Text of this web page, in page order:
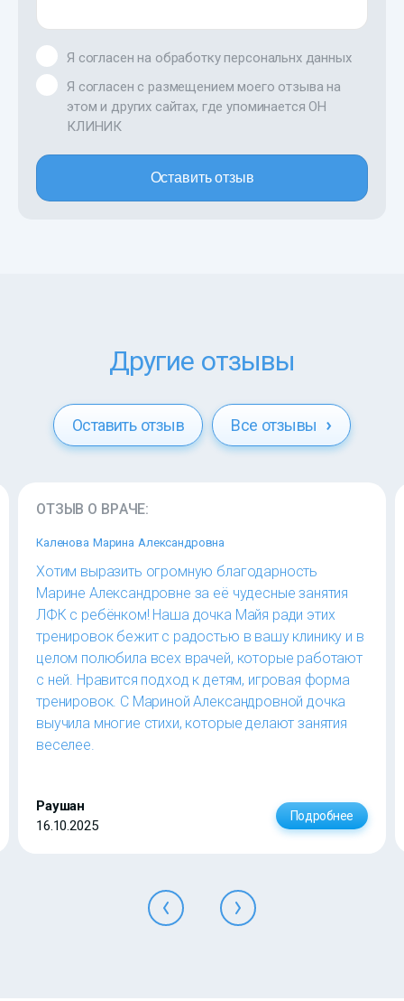
Я согласен на обработку персональнх данных
Я согласен с размещением моего отзыва на
этом и других сайтах, где упоминается ОН
КЛИНИК
Оставить отзыв
Другие отзывы
Оставить отзыв Все отзывы
ОТЗЫВ О ВРАЧЕ:
Каленова Марина Александровна
Хотим выразить огромную благодарность
Марине Александровне за её чудесные занятия
ЛФК с ребёнком! Наша дочка Майя ради этих
тренировок бежит с радостью в вашу клинику и в
целом полюбила всех врачей, которые работают
с ней. Нравится подход к детям, игровая форма
тренировок. С Мариной Александровной дочка
выучила многие стихи, которые делают занятия
веселее.
Раушан
16.10.2025
Подробнее